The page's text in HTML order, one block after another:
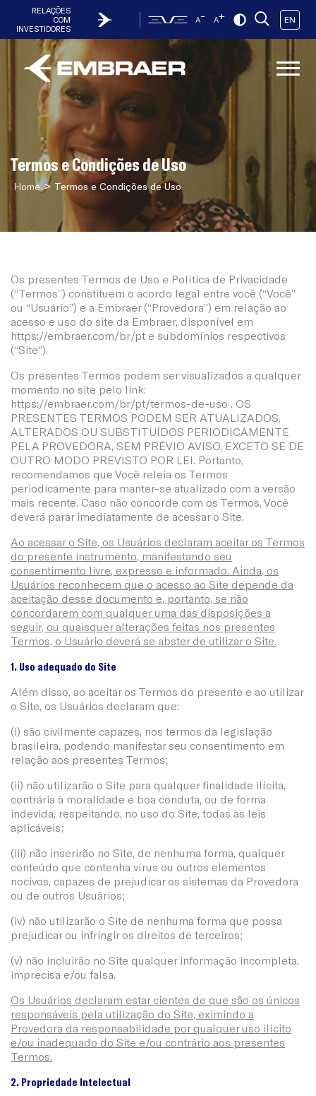
RELAÇÕES
COM
INVESTIDORES
A- A+ EN
Termos e Condições de Uso
Home > Termos e Condições de Uso
Os presentes Termos de Uso e Política de Privacidade
(“Termos”) constituem o acordo legal entre você (“Você”
ou “Usuário”) e a Embraer (“Provedora”) em relação ao
acesso e uso do site da Embraer, disponível em
https://embraer.com/br/pt e subdomínios respectivos
(“Site”).
Os presentes Termos podem ser visualizados a qualquer
momento no site pelo link:
https://embraer.com/br/pt/termos-de-uso . OS
PRESENTES TERMOS PODEM SER ATUALIZADOS,
ALTERADOS OU SUBSTITUÍDOS PERIODICAMENTE
PELA PROVEDORA, SEM PRÉVIO AVISO, EXCETO SE DE
OUTRO MODO PREVISTO POR LEI. Portanto,
recomendamos que Você releia os Termos
periodicamente para manter-se atualizado com a versão
mais recente. Caso não concorde com os Termos, Você
deverá parar imediatamente de acessar o Site.
Ao acessar o Site, os Usuários declaram aceitar os Termos
do presente instrumento, manifestando seu
consentimento livre, expresso e informado. Ainda, os
Usuários reconhecem que o acesso ao Site depende da
aceitação desse documento e, portanto, se não
concordarem com qualquer uma das disposições a
seguir, ou quaisquer alterações feitas nos presentes
Termos, o Usuário deverá se abster de utilizar o Site.
1. Uso adequado do Site
Além disso, ao aceitar os Termos do presente e ao utilizar
o Site, os Usuários declaram que:
(i) são civilmente capazes, nos termos da legislação
brasileira, podendo manifestar seu consentimento em
relação aos presentes Termos;
(ii) não utilizarão o Site para qualquer finalidade ilícita,
contrária à moralidade e boa conduta, ou de forma
indevida, respeitando, no uso do Site, todas as leis
aplicáveis;
(iii) não inserirão no Site, de nenhuma forma, qualquer
conteúdo que contenha vírus ou outros elementos
nocivos, capazes de prejudicar os sistemas da Provedora
ou de outros Usuários;
(iv) não utilizarão o Site de nenhuma forma que possa
prejudicar ou infringir os direitos de terceiros;
(v) não incluirão no Site qualquer informação incompleta,
imprecisa e/ou falsa.
Os Usuários declaram estar cientes de que são os únicos
responsáveis pela utilização do Site, eximindo a
Provedora da responsabilidade por qualquer uso ilícito
e/ou inadequado do Site e/ou contrário aos presentes
Termos.
2. Propriedade Intelectual